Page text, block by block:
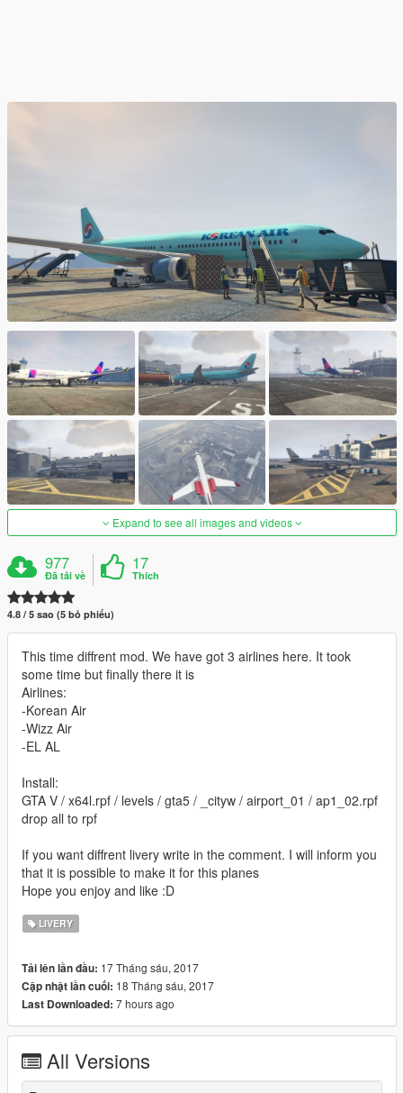
Expand to see all images and videos
977
Đã tải về
17
Thích
4.8 / 5 sao (5 bỏ phiếu)
This time diffrent mod. We have got 3 airlines here. It took
some time but finally there it is
Airlines:
-Korean Air
-Wizz Air
-EL AL
Install:
GTA V / x64l.rpf / levels / gta5 / _cityw / airport_01 / ap1_02.rpf
drop all to rpf
If you want diffrent livery write in the comment. I will inform you
that it is possible to make it for this planes
Hope you enjoy and like :D
LIVERY
Tải lên lần đầu: 17 Tháng sáu, 2017
Cập nhật lần cuối: 18 Tháng sáu, 2017
Last Downloaded: 7 hours ago
All Versions